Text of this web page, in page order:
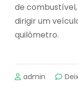
de
dirigir um
quilômetro.
admin